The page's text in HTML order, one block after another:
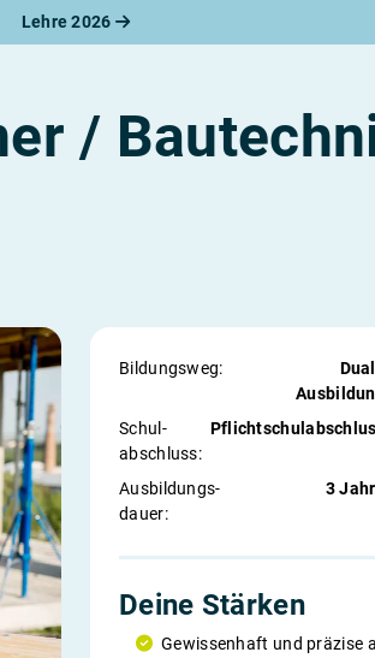
Lehre 2026
/
Bildungsweg:
Schul­
abschluss:
Ausbildungs­
dauer:
3
Deine Stärken
Gewissenhaft und präzise